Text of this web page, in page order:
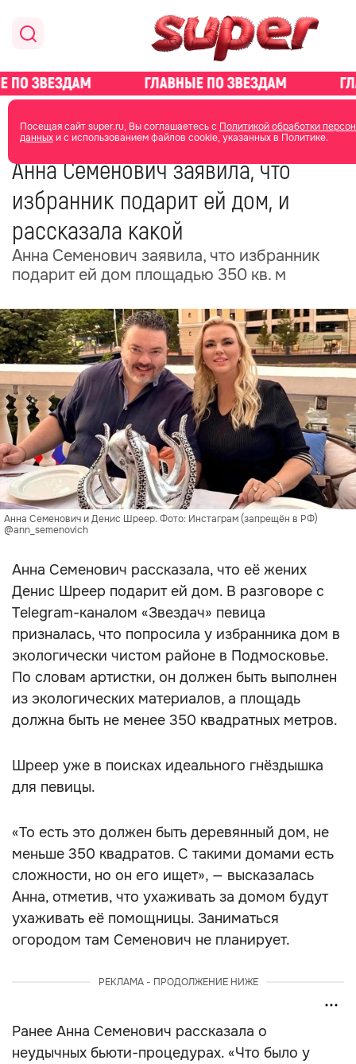
Посещая сайт super.ru, Вы соглашаетесь с Политикой обработки
данныхи с использованием файлов cookie, указанных в Политике.
главная новости о звездах новости
Анна Семенович заявила, что
избранник подарит ей дом, и
рассказала какой
Анна Семенович заявила, что избранник
подарит ей дом площадью 350 кв. м
Анна Семенович и Денис Шреер. Фото: Инстаграм (запрещён в РФ)
@ann_semenovich
Анна Семенович рассказала, что её жених
Денис Шреер подарит ей дом. В разговоре с
Telegram-каналом «Звездач» певица
призналась, что попросила у избранника дом в
экологически чистом районе в Подмосковье.
По словам артистки, он должен быть выполнен
из экологических материалов, а площадь
должна быть не менее 350 квадратных метров.
Шреер уже в поисках идеального гнёздышка
для певицы.
«То есть это должен быть деревянный дом, не
меньше 350 квадратов. С такими домами есть
сложности, но он его ищет», — высказалась
Анна, отметив, что ухаживать за домом будут
ухаживать её помощницы. Заниматься
огородом там Семенович не планирует.
РЕКЛАМА - ПРОДОЛЖЕНИЕ НИЖЕ
Ранее Анна Семенович рассказала о
неудычных бьюти-процедурах. «Что было у